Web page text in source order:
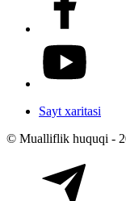
Sayt xaritasi
© Mualliflik huquqi -